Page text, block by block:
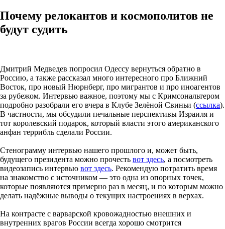
Почему релокантов и космополитов не
будут судить
Дмитрий Медведев попросил Одессу вернуться обратно в
Россию, а также рассказал много интересного про Ближний
Восток, про новый Нюрнберг, про мигрантов и про иноагентов
за рубежом. Интервью важное, поэтому мы с Кримсональтером
подробно разобрали его вчера в Клубе Зелёной Свиньи (ссылка).
В частности, мы обсудили печальные перспективы Израиля и
тот королевский подарок, который власти этого американского
анфан террибль сделали России.
Стенограмму интервью нашего прошлого и, может быть,
будущего президента можно прочесть вот здесь, а посмотреть
видеозапись интервью вот здесь. Рекомендую потратить время
на знакомство с источником — это одна из опорных точек,
которые появляются примерно раз в месяц, и по которым можно
делать надёжные выводы о текущих настроениях в верхах.
На контрасте с варварской кровожадностью внешних и
внутренних врагов России всегда хорошо смотрится